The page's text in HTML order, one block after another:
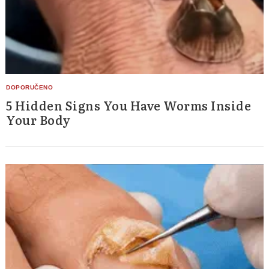
5 Hidden Signs You Have Worms Inside
Your Body